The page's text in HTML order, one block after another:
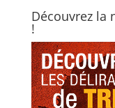
Découvrez la
!